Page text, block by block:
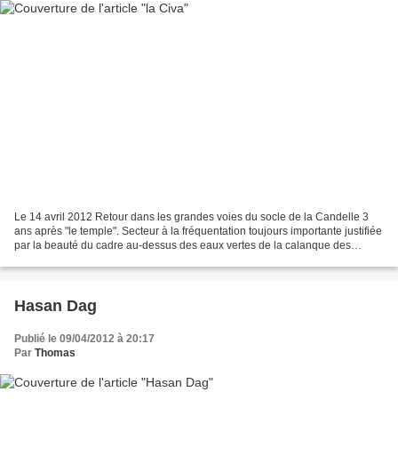
Le 14 avril 2012 Retour dans les grandes voies du socle de la Candelle 3
ans après "le temple". Secteur à la fréquentation toujours importante justifiée
par la beauté du cadre au-dessus des eaux vertes de la calanque des
Hasan Dag
Publié le 09/04/2012 à 20:17
Par Thomas